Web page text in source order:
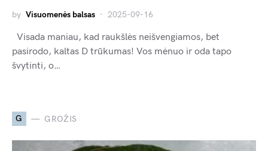
by Visuomenės balsas 2025-09-16
Visada maniau, kad raukšlės neišvengiamos, bet
pasirodo, kaltas D trūkumas! Vos mėnuo ir oda tapo
švytinti, o…
G GROŽIS